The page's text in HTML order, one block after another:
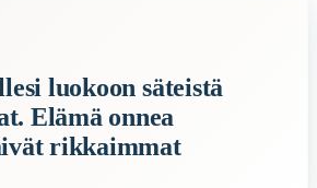
luokoon säteistä
Elämä onnea
rikkaimmat